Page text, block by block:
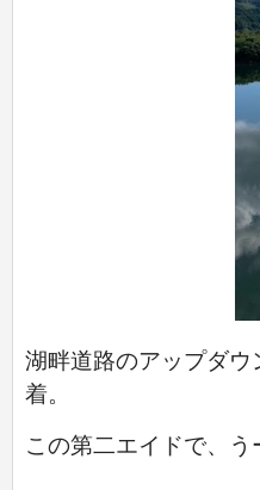
湖畔道路のアップダ
着。
この第二エイドで、